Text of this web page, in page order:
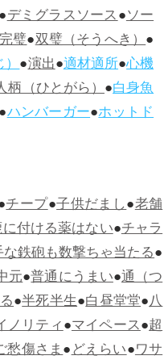
デミグラスソース●ソー
完璧●双璧（そうへき）●
）●演出●適材適所●心機
柄（ひとがら）●白身魚
ハンバーガー●ホットド
チープ●子供だまし●老舗
付ける薬はない●チャラ
鉄砲も数撃ちゃ当たる●
元●普通にうまい●通（つ
●半死半生●白昼堂堂●八
ノリティ●マイペース●超
愁傷さま●どえらい●ワサ